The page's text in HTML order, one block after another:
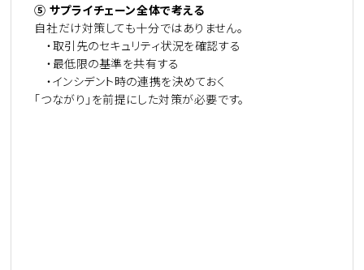
⑤ サプライチェーン全体で考える
自社だけ対策しても十分ではありません。
・取引先のセキュリティ状況を確認する
・最低限の基準を共有する
・インシデント時の連携を決めておく
「つながり」を前提にした対策が必要です。